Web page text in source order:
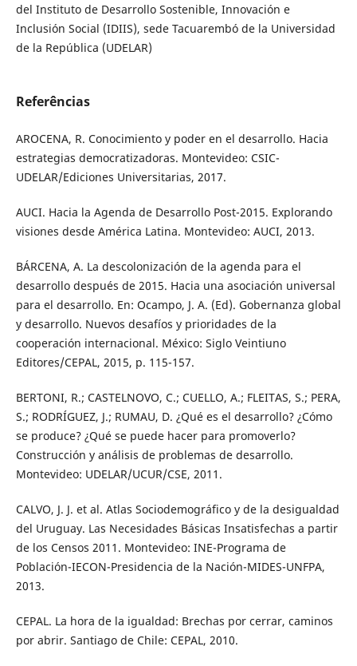
del Instituto de Desarrollo Sostenible, Innovación e
Inclusión Social (IDIIS), sede Tacuarembó de la Universidad
de la República (UDELAR)
Referências
AROCENA, R. Conocimiento y poder en el desarrollo. Hacia
estrategias democratizadoras. Montevideo: CSIC-
UDELAR/Ediciones Universitarias, 2017.
AUCI. Hacia la Agenda de Desarrollo Post-2015. Explorando
visiones desde América Latina. Montevideo: AUCI, 2013.
BÁRCENA, A. La descolonización de la agenda para el
desarrollo después de 2015. Hacia una asociación universal
para el desarrollo. En: Ocampo, J. A. (Ed). Gobernanza global
y desarrollo. Nuevos desafíos y prioridades de la
cooperación internacional. México: Siglo Veintiuno
Editores/CEPAL, 2015, p. 115-157.
BERTONI, R.; CASTELNOVO, C.; CUELLO, A.; FLEITAS, S.; PERA,
S.; RODRÍGUEZ, J.; RUMAU, D. ¿Qué es el desarrollo? ¿Cómo
se produce? ¿Qué se puede hacer para promoverlo?
Construcción y análisis de problemas de desarrollo.
Montevideo: UDELAR/UCUR/CSE, 2011.
CALVO, J. J. et al. Atlas Sociodemográfico y de la desigualdad
del Uruguay. Las Necesidades Básicas Insatisfechas a partir
de los Censos 2011. Montevideo: INE-Programa de
Población-IECON-Presidencia de la Nación-MIDES-UNFPA,
2013.
CEPAL. La hora de la igualdad: Brechas por cerrar, caminos
por abrir. Santiago de Chile: CEPAL, 2010.